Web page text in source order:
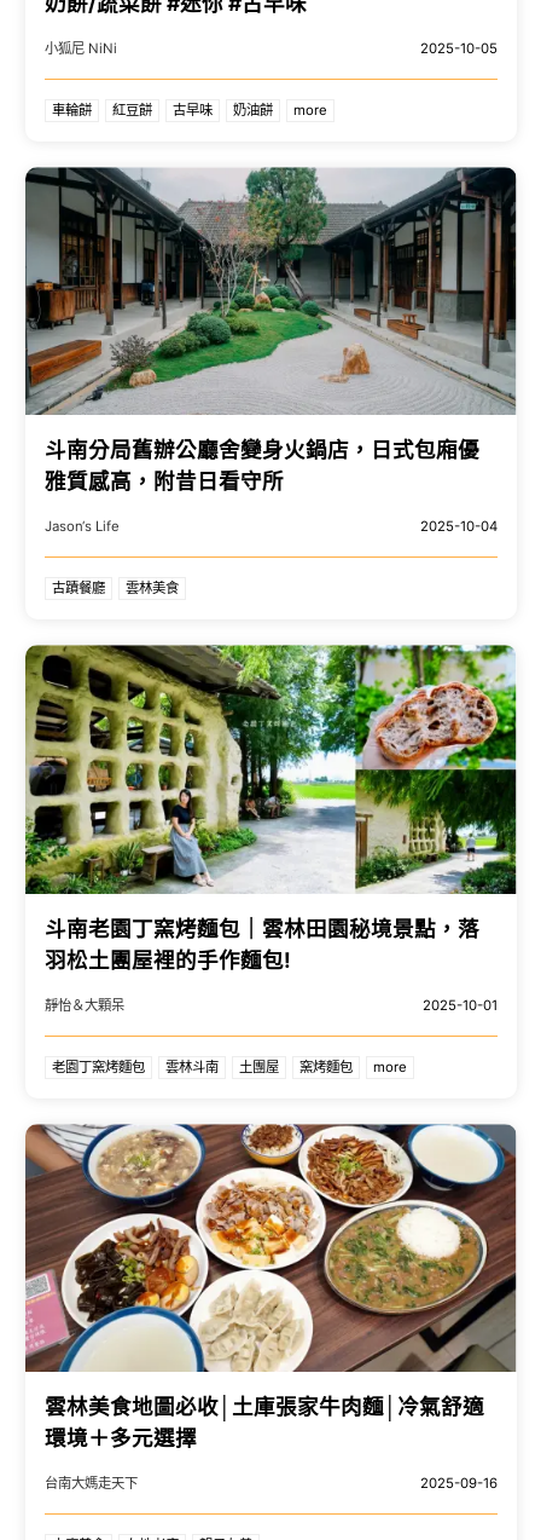
小狐尼 NiNi 2025-10-05
車輪餅 紅豆餅 古早味 奶油餅 more
斗南分局舊辦公廳舍變身火鍋店，日式包廂優
雅質感高，附昔日看守所
Jason‘s Life 2025-10-04
古蹟餐廳 雲林美食
斗南老園丁窯烤麵包｜雲林田園秘境景點，落
羽松土團屋裡的手作麵包!
靜怡＆大顆呆 2025-10-01
老園丁窯烤麵包 雲林斗南 土團屋 窯烤麵包 more
雲林美食地圖必收│土庫張家牛肉麵│冷氣舒適
環境＋多元選擇
台南大媽走天下 2025-09-16